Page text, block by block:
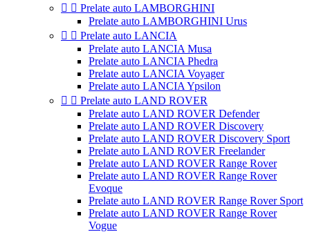
  Prelate auto LAMBORGHINI
Prelate auto LAMBORGHINI Urus
  Prelate auto LANCIA
Prelate auto LANCIA Musa
Prelate auto LANCIA Phedra
Prelate auto LANCIA Voyager
Prelate auto LANCIA Ypsilon
  Prelate auto LAND ROVER
Prelate auto LAND ROVER Defender
Prelate auto LAND ROVER Discovery
Prelate auto LAND ROVER Discovery Sport
Prelate auto LAND ROVER Freelander
Prelate auto LAND ROVER Range Rover
Prelate auto LAND ROVER Range Rover
Evoque
Prelate auto LAND ROVER Range Rover Sport
Prelate auto LAND ROVER Range Rover
Vogue